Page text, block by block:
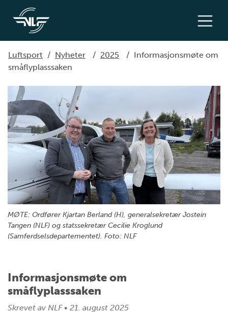
Luftsport / Nyheter / 2025 / Informasjonsmøte om
småflyplasssaken
MØTE: Ordfører Kjartan Berland (H), generalsekretær Jostein
Tangen (NLF) og statssekretær Cecilie Kroglund
(Samferdselsdepartementet). Foto: NLF
Informasjonsmøte om
småflyplasssaken
Skrevet av NLF • 21. august 2025